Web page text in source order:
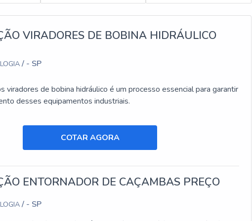
ideal para Aluguel de plataforma. Sempre de olho no mercado, traz
Industriais, empresa que tem se destacado da concorrência
sucesso de seus clientes de ponta a ponta.
algumas páginas que agregarão mais informações relevantes a
VIRADORES DE BOBINA HIDRÁULICO
/ - SP
viradores de bobina hidráulico é um processo essencial para garantir
desses equipamentos industriais.
COTAR AGORA
ENTORNADOR DE CAÇAMBAS PREÇO
/ - SP